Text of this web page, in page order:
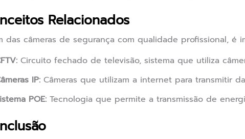
Relacionados
das câmeras de segurança com qualidade profissional,
Circuito fechado de televisão, sistema que utiliza
IP: Câmeras que utilizam a internet para transmitir
POE: Tecnologia que permite a transmissão de